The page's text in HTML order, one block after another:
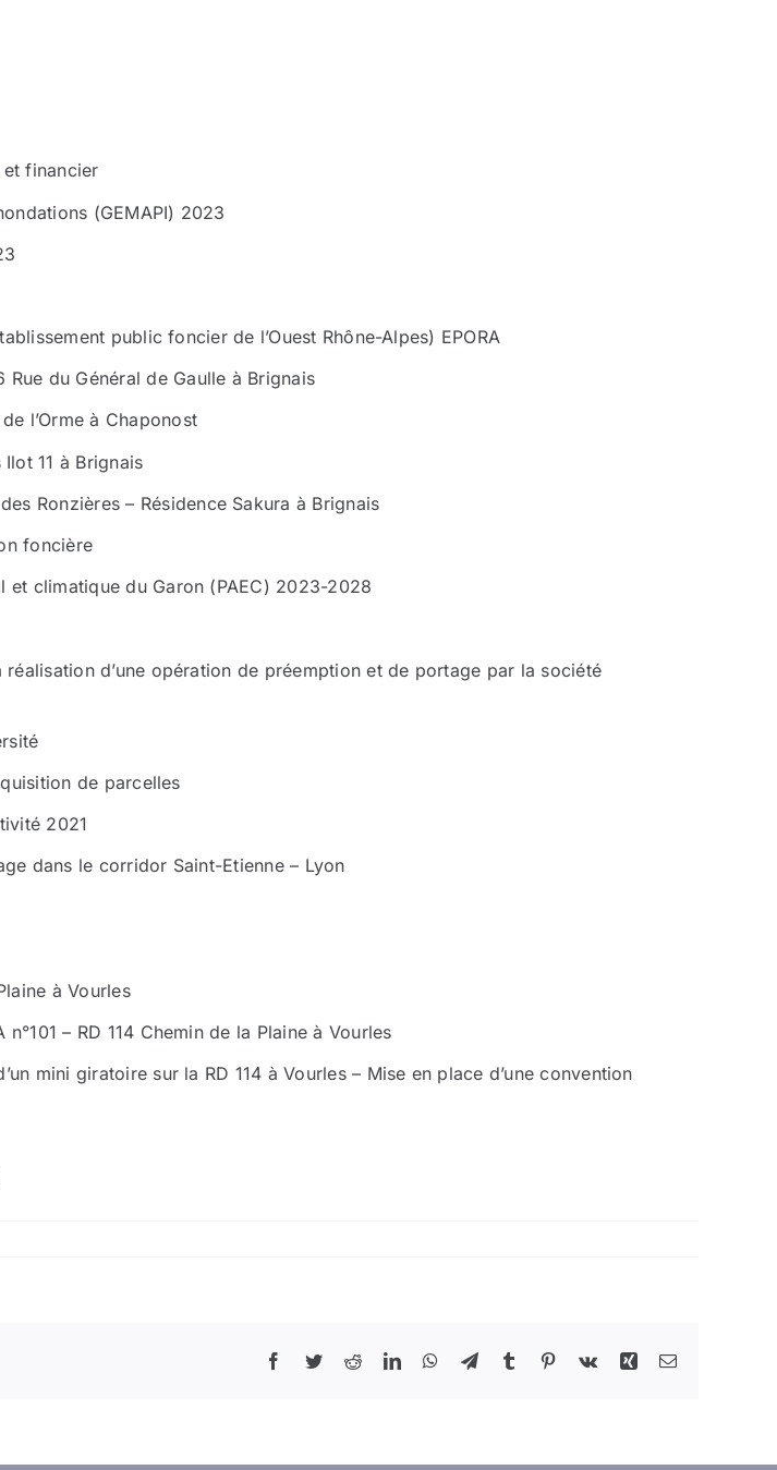
financier
(GEMAPI) 2023
public foncier de l’Ouest Rhône-Alpes) EPORA
Rue du Général de Gaulle à Brignais
l’Orme à Chaponost
11 à Brignais
Ronzières – Résidence Sakura à Brignais
foncière
climatique du Garon (PAEC) 2023-2028
d’une opération de préemption et de portage par la société
de parcelles
2021
dans le corridor Saint-Etienne – Lyon
à Vourles
– RD 114 Chemin de la Plaine à Vourles
mini giratoire sur la RD 114 à Vourles – Mise en place d’une convention
Facebook
TwitterRedditLinkedInWhatsApp
TelegramTumblr Pinterest
Vk Xing Email